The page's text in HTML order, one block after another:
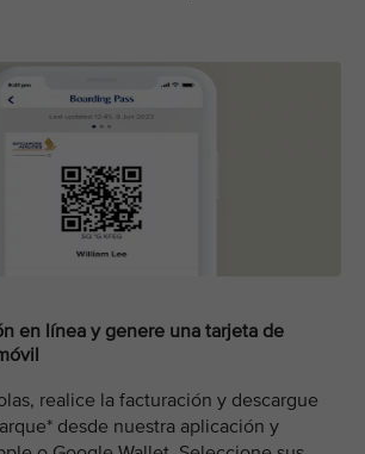
en línea y genere una tarjeta de
realice la facturación y descargue
desde nuestra aplicación y